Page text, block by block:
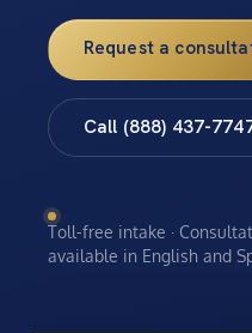
Request a
Call (888) 437-
Toll-free intake ·
available in English and